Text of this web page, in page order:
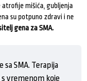
mišića, gubljenja
su potpuno zdravi i ne
gena za SMA.
sa SMA. Terapija
s vremenom koje